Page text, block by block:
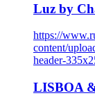
Luz by
https://
content/
header-
LISBOA